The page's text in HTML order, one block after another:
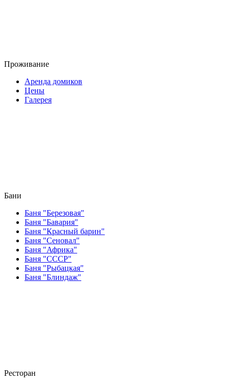
Проживание
Аренда домиков
Цены
Галерея
Бани
Баня "Березовая"
Баня "Бавария"
Баня "Красный барин"
Баня "Сеновал"
Баня "Африка"
Баня "СССР"
Баня "Рыбацкая"
Баня "Блиндаж"
Ресторан